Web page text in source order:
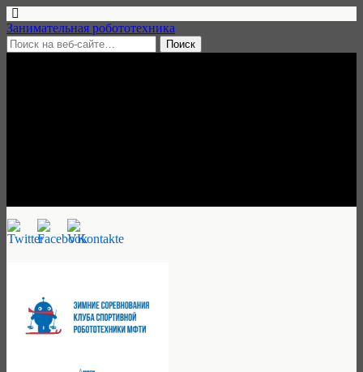
Занимательная робототехника